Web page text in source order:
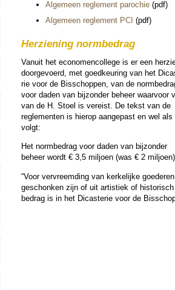
Alge­meen regle­ment pa­ro­chie(pdf)
Alge­meen regle­ment PCI (pdf)
Herzie­ning norm­be­drag
Vanuit het economen­col­lege is er een
doorge­voerd, met goed­keu­ring van het
rie voor de Bis­schop­pen, van de
voor daden van bij­zon­der beheer waarvoor
van de H. Stoel is vereist. De tekst van de
regle­menten is hierop aan­ge­past en wel als
volgt:
Het norm­be­drag voor daden van bij­zon­der
beheer wordt € 3,5 miljoen (was € 2
“Voor vervreem­ding van ker­ke­lijke
ge­schon­ken zijn of uit artis­tiek of
bedrag is in het Di­cas­te­rie voor de